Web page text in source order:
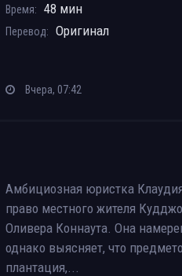
Время: 48 мин
Перевод: Оригинал
Вчера, 07:42
Амбициозная юристка
право местного жителя
Оливера Коннаута. Она
однако выясняет, что
плантация,...